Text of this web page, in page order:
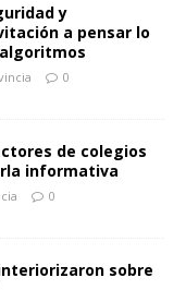
y
a pensar lo
0
de colegios
informativa
0
sobre